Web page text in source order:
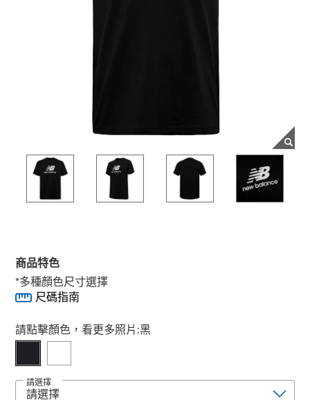
商品特色
*多種顏色尺寸選擇
尺碼指南
Select product
請點擊顏色，看更多照片:黑
請選擇